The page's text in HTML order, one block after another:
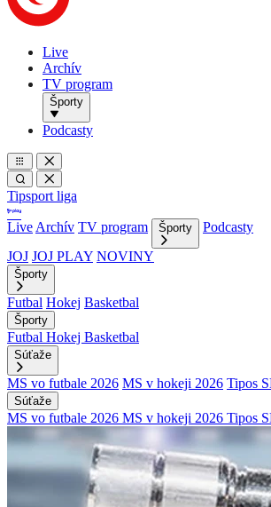
Live
Archív
TV program
Športy
Podcasty
Tipsport liga
Live Archív TV program Športy
Podcasty
JOJ JOJ PLAY NOVINY
Športy
Futbal Hokej Basketbal
Športy
Futbal Hokej Basketbal
Súťaže
MS vo futbale 2026 MS v hokeji 2026 Tipos
Súťaže
MS vo futbale 2026 MS v hokeji 2026 Tipos